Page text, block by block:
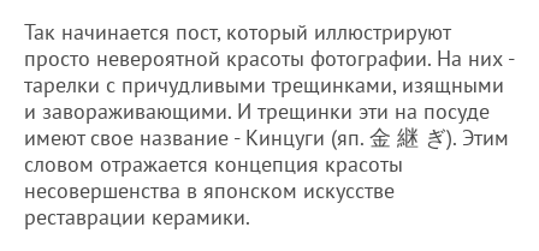
Так начинается пост, который иллюстрируют
просто невероятной красоты фотографии. На них -
тарелки с причудливыми трещинками, изящными
и завораживающими. И трещинки эти на посуде
имеют свое название - Кинцуги (яп. 金 継 ぎ). Этим
словом отражается концепция красоты
несовершенства в японском искусстве
реставрации керамики.